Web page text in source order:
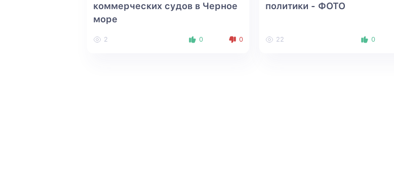
коммерческих судов в Черное
море
2 0 0
политики - ФОТО
22 0